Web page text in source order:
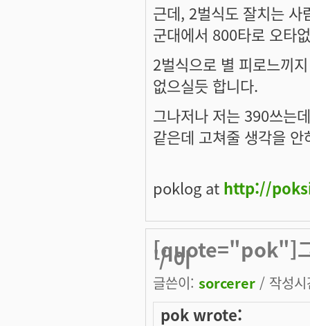
근데, 2벌식도 잘치는 사
군대에서 800타로 오타
2벌식으로 별 피로느끼
없으실듯 합니다.
그나저나 저는 390쓰는
같은데 고쳐줄 생각을
poklog at http://
[quote="pok"]그
'/'이
글쓴이: sorcerer / 작성
pok wrote: